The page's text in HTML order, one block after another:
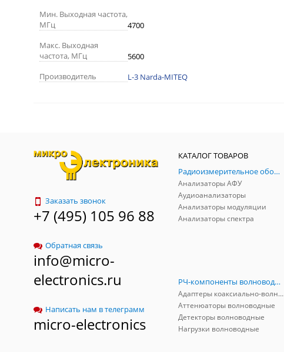
Мин. Выходная частота,
МГц
4700
Макс. Выходная
частота, МГц
5600
Производитель
L-3 Narda-MITEQ
Заказать звонок
+7 (495) 105 96 88
Обратная связь
info@micro-
electronics.ru
Написать нам в телеграмм
micro-electronics
КАТАЛОГ ТОВАРОВ
Радиоизмерительное оборудование
Анализаторы АФУ
Аудиоанализаторы
Анализаторы модуляции
Анализаторы спектра
РЧ-компоненты волноводные
Адаптеры коаксиально-волноводные
Аттенюаторы волноводные
Детекторы волноводные
Нагрузки волноводные